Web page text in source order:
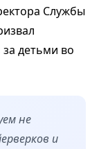
Службы
детьми во
не
и